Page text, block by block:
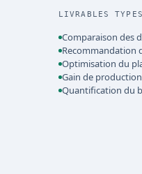
LIVRABLES TYPES
Comparaison des
Recommandation
Optimisation du
Gain de
Quantification du